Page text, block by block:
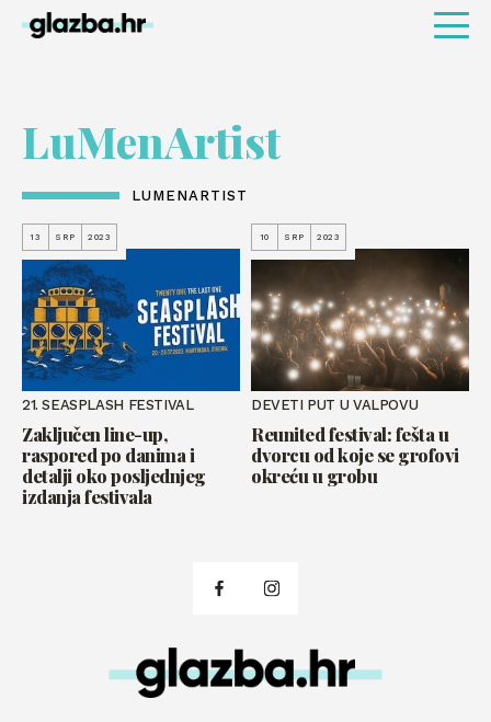
LuMenArtist
LUMENARTIST
13 SRP 2023
21. SEASPLASH FESTIVAL
Zaključen line-up,
raspored po danima i
detalji oko posljednjeg
izdanja festivala
10 SRP 2023
DEVETI PUT U VALPOVU
Reunited festival: fešta u
dvorcu od koje se grofovi
okreću u grobu